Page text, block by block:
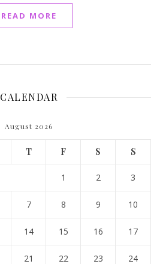
READ MORE
CALENDAR
August 2026
T F S S
1 2 3
7 8 9 10
14 15 16 17
21 22 23 24